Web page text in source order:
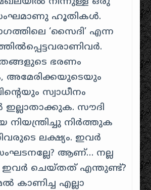
ഹൂതികൾ.
‘സൈദി’ എന്ന
ഭരണം
അമേരിക്കയുടെയും
സ്വാധീനം
ഇല്ലാതാക്കുക. സൗദി
നിർത്തുക
ലക്ഷ്യം. ഇവർ
ആണ്… നല്ല
ഇവർ ചെയ്തത് എന്തുണ്ട്?
കാണിച്ച എല്ലാ